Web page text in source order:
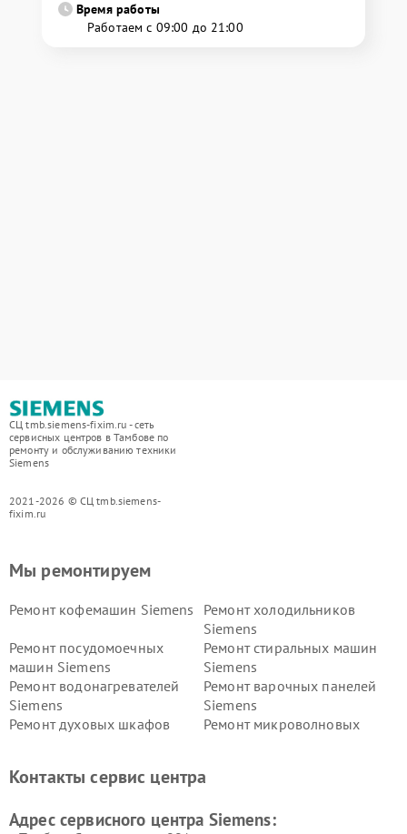
Время работы
Работаем с 09:00 до 21:00
СЦ tmb.siemens-fixim.ru - сеть
сервисных центров в Тамбове по
ремонту и обслуживанию техники
Siemens
2021-2026 © СЦ tmb.siemens-
fixim.ru
Мы ремонтируем
Ремонт кофемашин Siemens
Ремонт холодильников
Siemens
Ремонт посудомоечных
машин Siemens
Ремонт стиральных машин
Siemens
Ремонт водонагревателей
Siemens
Ремонт варочных панелей
Siemens
Ремонт духовых шкафов
Ремонт микроволновых
Siemens
Siemens
Siemens
Siemens
Контакты сервис центра
Адрес сервисного центра Siemens: